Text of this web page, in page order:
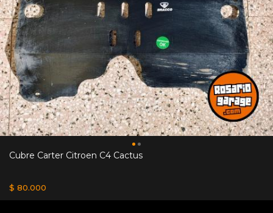
Cubre Carter Citroen C4 Cactus
$ 80.000